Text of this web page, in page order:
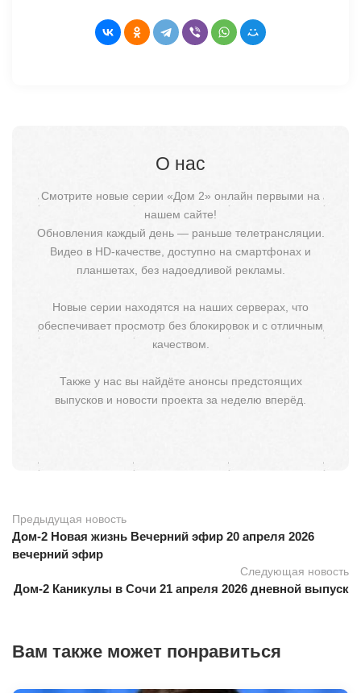
О нас
Смотрите новые серии «Дом 2» онлайн первыми на
нашем сайте!
Обновления каждый день — раньше телетрансляции.
Видео в HD-качестве, доступно на смартфонах и
планшетах, без надоедливой рекламы.
Новые серии находятся на наших серверах, что
обеспечивает просмотр без блокировок и с отличным
качеством.
Также у нас вы найдёте анонсы предстоящих
выпусков и новости проекта за неделю вперёд.
Предыдущая новость
Дом-2 Новая жизнь Вечерний эфир 20 апреля 2026
вечерний эфир
Следующая новость
Дом-2 Каникулы в Сочи 21 апреля 2026 дневной выпуск
Вам также может понравиться